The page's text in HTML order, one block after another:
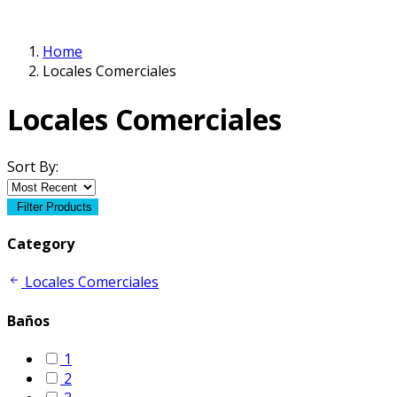
Home
Locales Comerciales
Locales Comerciales
Sort By:
Filter Products
Category
Locales Comerciales
Baños
1
2